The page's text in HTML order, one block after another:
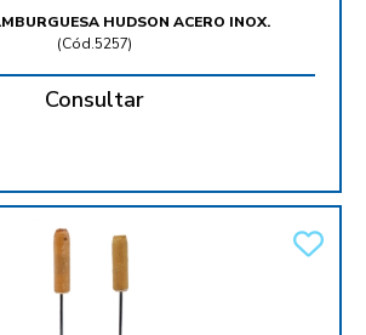
HUDSON ACERO INOX.
(Cód.5257)
Consultar